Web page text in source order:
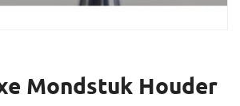
Mondstuk Houder